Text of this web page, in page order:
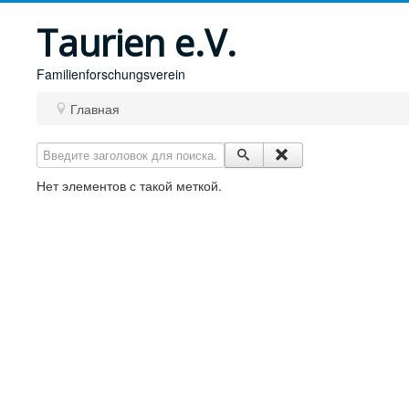
Taurien e.V.
Familienforschungsverein
Главная
Введите заголовок для поиска...
Нет элементов с такой меткой.